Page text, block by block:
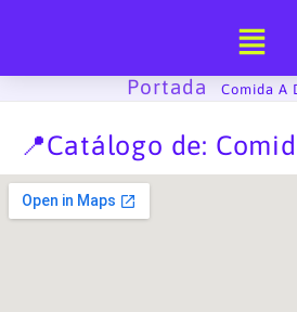
Portada
Comida A
📍Catálogo de: